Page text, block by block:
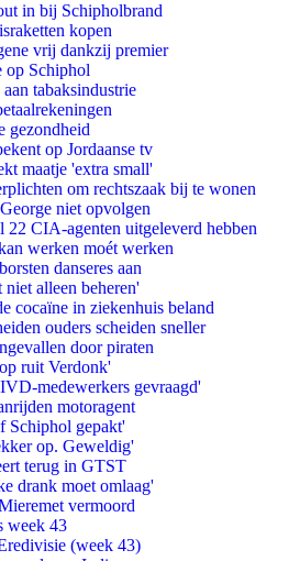
in bij Schipholbrand
kopen
vrij dankzij premier
op Schiphol
tabaksindustrie
gezondheid
op Jordaanse tv
maatje 'extra small'
om rechtszaak bij te wonen
niet opvolgen
22 CIA-agenten uitgeleverd hebben
werken moét werken
danseres aan
alleen beheren'
cocaïne in ziekenhuis beland
ouders scheiden sneller
door piraten
ruit Verdonk'
medewerkers gevraagd'
motoragent
Schiphol gepakt'
op. Geweldig'
terug in GTST
drank moet omlaag'
vermoord
week 43
(week 43)